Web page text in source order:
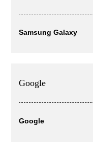
Samsung Galaxy
Google
Google